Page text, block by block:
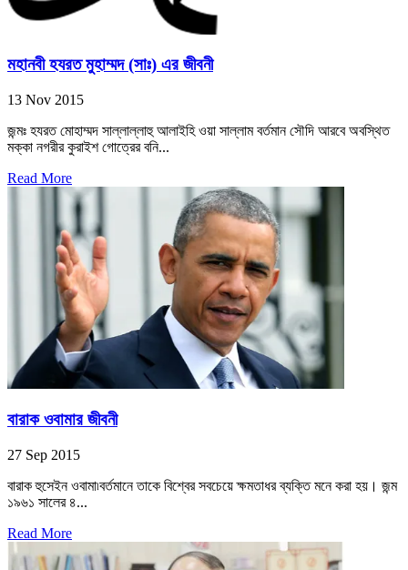
মহানবী হযরত মুহাম্মদ (সাঃ) এর জীবনী
13 Nov 2015
জন্মঃ হযরত মোহাম্মদ সাল্লাল্লাহু আলাইহি ওয়া সাল্লাম বর্তমান সৌদি আরবে অবস্থিত
মক্কা নগরীর কুরাইশ গোত্রের বনি...
Read More
বারাক ওবামার জীবনী
27 Sep 2015
বারাক হুসেইন ওবামা৷বর্তমানে তাকে বিশ্বের সবচেয়ে ক্ষমতাধর ব্যক্তি মনে করা হয়। জন্ম
১৯৬১ সালের ৪...
Read More